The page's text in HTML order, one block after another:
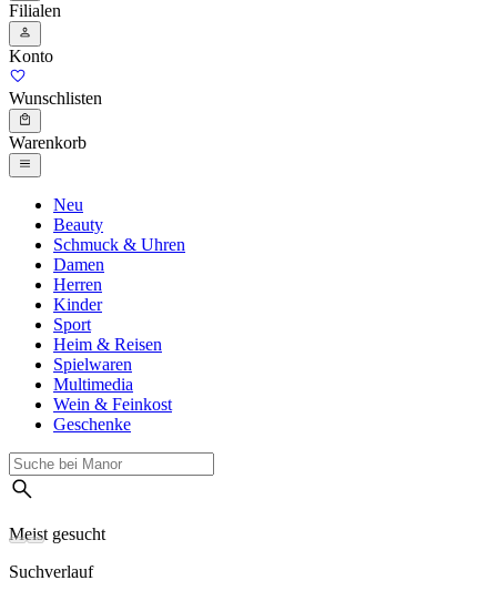
Filialen
Konto
Wunschlisten
Warenkorb
Neu
Beauty
Schmuck & Uhren
Damen
Herren
Kinder
Sport
Heim & Reisen
Spielwaren
Multimedia
Wein & Feinkost
Geschenke
Meist gesucht
Suchverlauf